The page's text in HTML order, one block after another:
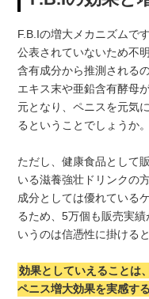
F.B.Iの増大メカニズムで
公表されていないため不明
含有成分から推測される
エキス末や亜鉛含有酵母
元となり、ペニスを元気
るということでしょうか。
ただし、健康食品として
いる滋養強壮ドリンクの
成分としては優れている
るため、5万個も販売実績
いうのは信憑性に掛ける
効果としていえることは
ペニス増大効果を実感す